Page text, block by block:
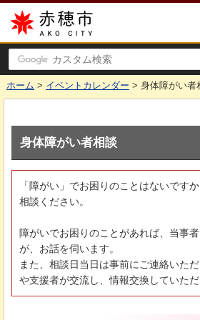
赤穂市
ホーム > イベントカレンダー > 身体障がい者
身体障がい者相談
「障がい」でお困りのことはないです
相談ください。
障がいでお困りのことがあれば、当事
が、お話を伺います。
また、相談日当日は事前にご連絡いた
や支援者が交流し、情報交換していただ